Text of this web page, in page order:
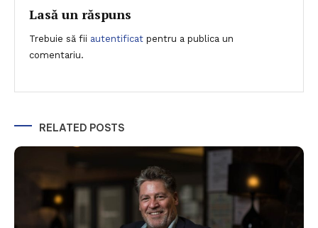
articole
Lasă un răspuns
Trebuie să fii autentificat pentru a publica un
comentariu.
RELATED POSTS